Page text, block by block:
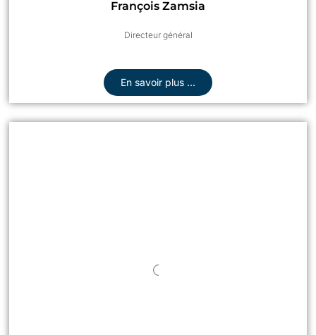
François Zamsia
Directeur général
En savoir plus ...